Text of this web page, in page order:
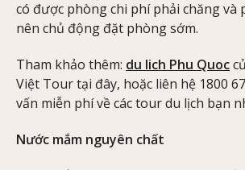
có được phòng chi phí phải chăng và
nên chủ động đặt phòng sớm.
Tham khảo thêm: du lich Phu Quoc
Việt Tour tại đây, hoặc liên hệ 1800
vấn miễn phí về các tour du lịch bạn
Nước mắm nguyên chất